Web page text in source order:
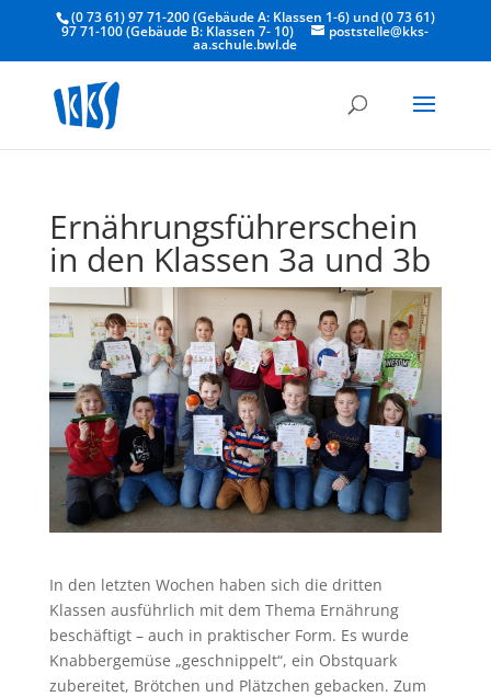
(0 73 61) 97 71-200 (Gebäude A: Klassen 1-6) und (0 73 61)
97 71-100 (Gebäude B: Klassen 7- 10) poststelle@kks-
aa.schule.bwl.de
Ernährungsführerschein
in den Klassen 3a und 3b
In den letzten Wochen haben sich die dritten
Klassen ausführlich mit dem Thema Ernährung
beschäftigt – auch in praktischer Form. Es wurde
Knabbergemüse „geschnippelt“, ein Obstquark
zubereitet, Brötchen und Plätzchen gebacken. Zum